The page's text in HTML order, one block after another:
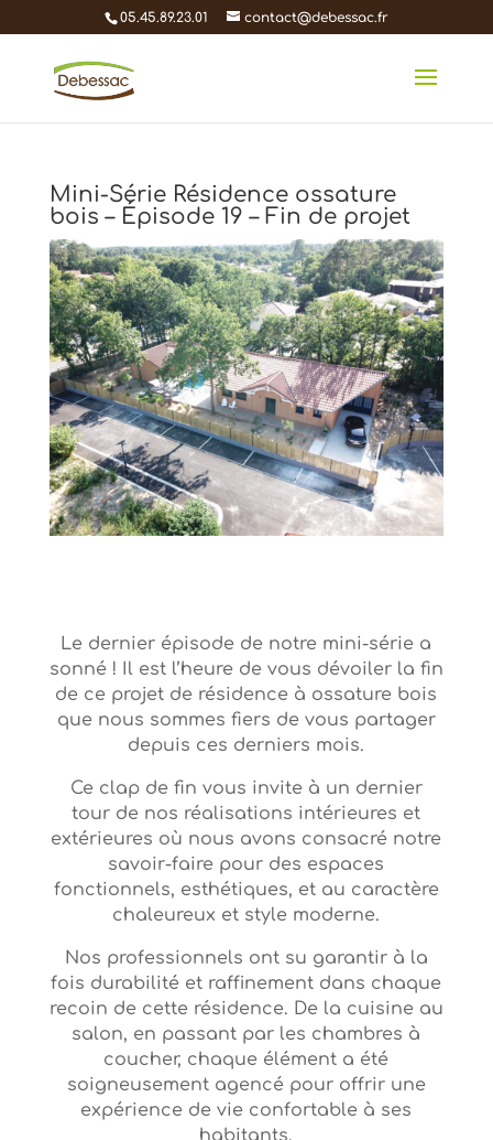
05.45.89.23.01 contact@debessac.fr
Mini-Série Résidence ossature
bois – Épisode 19 – Fin de projet
Le dernier épisode de notre mini-série a
sonné ! Il est l’heure de vous dévoiler la fin
de ce projet de résidence à ossature bois
que nous sommes fiers de vous partager
depuis ces derniers mois.
Ce clap de fin vous invite à un dernier
tour de nos réalisations intérieures et
extérieures où nous avons consacré notre
savoir-faire pour des espaces
fonctionnels, esthétiques, et au caractère
chaleureux et style moderne.
Nos professionnels ont su garantir à la
fois durabilité et raffinement dans chaque
recoin de cette résidence. De la cuisine au
salon, en passant par les chambres à
coucher, chaque élément a été
soigneusement agencé pour offrir une
expérience de vie confortable à ses
habitants.